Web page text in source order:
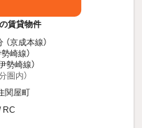
賃貸物件
（京成本線）
崎線）
勢崎線）
圏内）
関屋町
RC